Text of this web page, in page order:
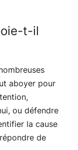
t-il
aboyer pour
ou défendre
la cause
de